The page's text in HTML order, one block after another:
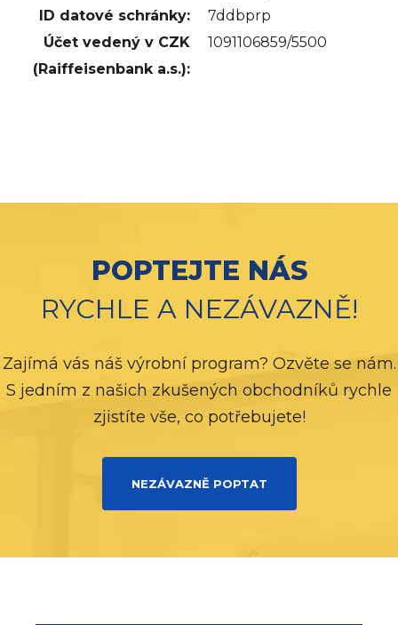
ID datové schránky:
7ddbprp
Účet vedený v CZK
(Raiffeisenbank a.s.):
1091106859/5500
POPTEJTE NÁS
RYCHLE A NEZÁVAZNĚ!
Zajímá vás náš výrobní program? Ozvěte se nám.
S jedním z našich zkušených obchodníků rychle
zjistíte vše, co potřebujete!
NEZÁVAZNĚ POPTAT